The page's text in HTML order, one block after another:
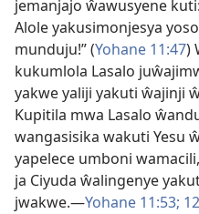
jemanjajo ŵawusyene
Alole yakusimonjesya
munduju!” (Yohane 11:47)
kukumlola Lasalo
yakwe yaliji yakuti ŵajinji
Kupitila mwa Lasalo
wangasisika wakuti Yesu
yapelece umboni
ja Ciyuda ŵalingenye
jwakwe.—Yohane 11:53;